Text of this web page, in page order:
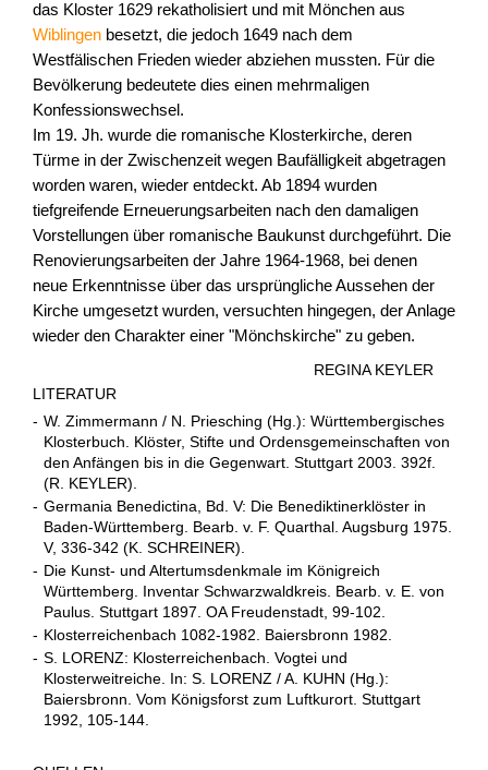
das Kloster 1629 rekatholisiert und mit Mönchen aus
Wiblingen besetzt, die jedoch 1649 nach dem
Westfälischen Frieden wieder abziehen mussten. Für die
Bevölkerung bedeutete dies einen mehrmaligen
Konfessionswechsel.
Im 19. Jh. wurde die romanische Klosterkirche, deren
Türme in der Zwischenzeit wegen Baufälligkeit abgetragen
worden waren, wieder entdeckt. Ab 1894 wurden
tiefgreifende Erneuerungsarbeiten nach den damaligen
Vorstellungen über romanische Baukunst durchgeführt. Die
Renovierungsarbeiten der Jahre 1964-1968, bei denen
neue Erkenntnisse über das ursprüngliche Aussehen der
Kirche umgesetzt wurden, versuchten hingegen, der Anlage
wieder den Charakter einer "Mönchskirche" zu geben.
REGINA KEYLER
LITERATUR
- W. Zimmermann / N. Priesching (Hg.): Württembergisches
Klosterbuch. Klöster, Stifte und Ordensgemeinschaften von
den Anfängen bis in die Gegenwart. Stuttgart 2003. 392f.
(R. KEYLER).
- Germania Benedictina, Bd. V: Die Benediktinerklöster in
Baden-Württemberg. Bearb. v. F. Quarthal. Augsburg 1975.
V, 336-342 (K. SCHREINER).
- Die Kunst- und Altertumsdenkmale im Königreich
Württemberg. Inventar Schwarzwaldkreis. Bearb. v. E. von
Paulus. Stuttgart 1897. OA Freudenstadt, 99-102.
- Klosterreichenbach 1082-1982. Baiersbronn 1982.
- S. LORENZ: Klosterreichenbach. Vogtei und
Klosterweitreiche. In: S. LORENZ / A. KUHN (Hg.):
Baiersbronn. Vom Königsforst zum Luftkurort. Stuttgart
1992, 105-144.